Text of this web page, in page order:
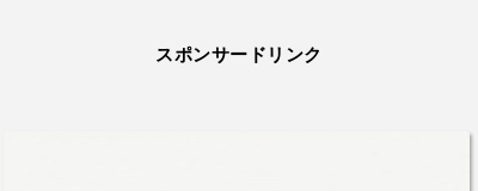
スポンサードリンク